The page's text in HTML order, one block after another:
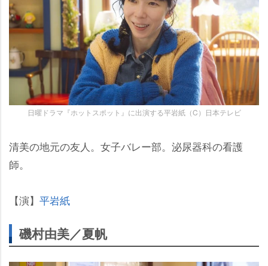
日曜ドラマ『ホットスポット』に出演する平岩紙（C）日本テレビ
清美の地元の友人。女子バレー部。泌尿器科の看護
師。
【演】 平岩紙
磯村由美／夏帆